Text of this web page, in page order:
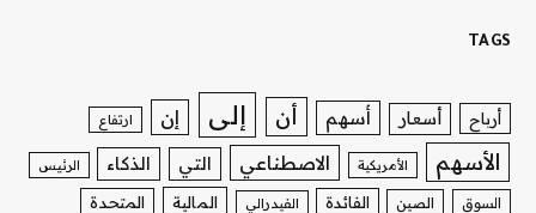
TAGS
أرباح أسعار أسهم أن إلى إن ارتفاع
الأسهم الأمريكية الاصطناعي التي الذكاء الرئيس
السوق الصين الفائدة الفيدرالي المالية المتحدة